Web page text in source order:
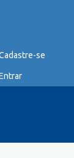
se